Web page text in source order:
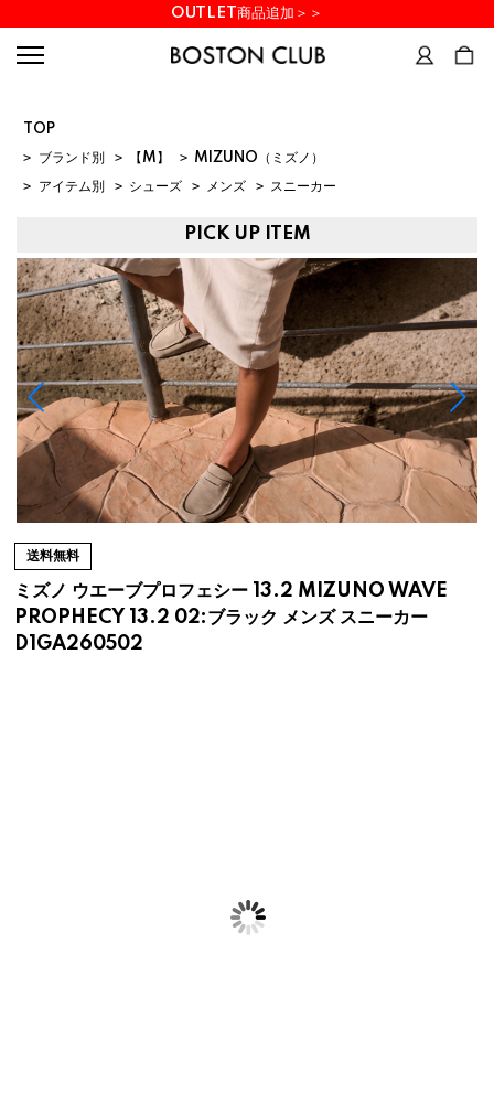
OUTLET商品追加＞＞
TOP
> ブランド別 > 【M】 > MIZUNO（ミズノ）
> アイテム別 > シューズ > メンズ > スニーカー
PICK UP ITEM
送料無料
ミズノ ウエーブプロフェシー 13.2 MIZUNO WAVE
PROPHECY 13.2 02:ブラック メンズ スニーカー
D1GA260502